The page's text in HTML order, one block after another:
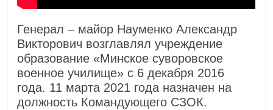
Генерал – майор Науменко Александр
Викторович возглавлял учреждение
образование «Минское суворовское
военное училище» с 6 декабря 2016
года. 11 марта 2021 года назначен на
должность Командующего СЗОК.